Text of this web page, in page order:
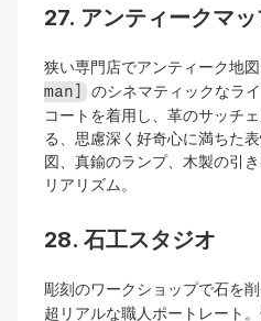
27. アンティークマ
狭い専門店でアンティーク地
man] のシネマティックなラ
コートを着用し、革のサッチ
る、思慮深く好奇心に満ちた
図、真鍮のランプ、木製の引
リアリズム。
28. 石工スタジオ
彫刻のワークショップで石を削
超リアルな職人ポートレート